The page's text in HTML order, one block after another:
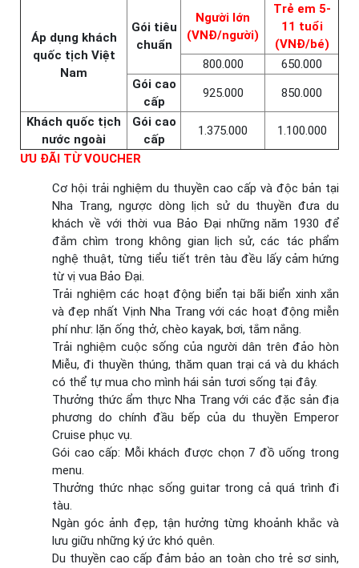
Áp dụng khách
quốc tịch Việt
Nam
Gói tiêu
chuẩn
Người lớn
(VNĐ/người)
Trẻ em 5-
11 tuổi
(VNĐ/bé)
800.000
650.000
Gói cao
cấp
925.000
850.000
Khách quốc tịch
nước ngoài
Gói cao
cấp
1.375.000
1.100.000
ƯU ĐÃI TỪ VOUCHER
Cơ hội trải nghiệm du thuyền cao cấp và độc bản tại
Nha Trang, ngược dòng lịch sử du thuyền đưa du
khách về với thời vua Bảo Đại những năm 1930 để
đắm chìm trong không gian lịch sử, các tác phẩm
nghệ thuật, từng tiểu tiết trên tàu đều lấy cảm hứng
từ vị vua Bảo Đại.
Trải nghiệm các hoạt động biển tại bãi biển xinh xắn
và đẹp nhất Vịnh Nha Trang với các hoạt động miễn
phí như: lặn ống thở, chèo kayak, bơi, tắm nắng.
Trải nghiệm cuộc sống của người dân trên đảo hòn
Miễu, đi thuyền thúng, thăm quan trại cá và du khách
có thể tự mua cho mình hái sản tươi sống tại đây.
Thưởng thức ẩm thực Nha Trang với các đặc sản địa
phương do chính đầu bếp của du thuyền Emperor
Cruise phục vụ.
Gói cao cấp: Mỗi khách được chọn 7 đồ uống trong
menu.
Thưởng thức nhạc sống guitar trong cả quá trình đi
tàu.
Ngàn góc ảnh đẹp, tận hưởng từng khoảnh khắc và
lưu giữu những ký ức khó quên.
Du thuyền cao cấp đảm bảo an toàn cho trẻ sơ sinh,